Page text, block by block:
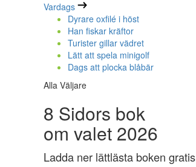
Vardags
Dyrare oxfilé i höst
Han fiskar kräftor
Turister gillar vädret
Lätt att spela minigolf
Dags att plocka blåbär
Alla Väljare
8 Sidors bok
om valet 2026
Ladda ner lättlästa boken gratis